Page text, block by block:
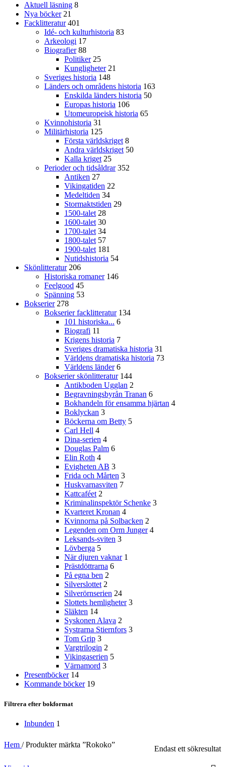
Aktuell läsning 8
Nya böcker 21
Facklitteratur 401
Idé- och kulturhistoria 83
Arkeologi 17
Biografier 88
Politiker 25
Kungligheter 21
Sveriges historia 148
Länders och områdens historia 163
Enskilda länders historia 50
Europas historia 106
Utomeuropeisk historia 65
Kvinnohistoria 31
Militärhistoria 125
Första världskriget 8
Andra världskriget 50
Kalla kriget 25
Perioder och tidsåldrar 352
Antiken 27
Vikingatiden 22
Medeltiden 34
Stormaktstiden 29
1500-talet 28
1600-talet 30
1700-talet 34
1800-talet 57
1900-talet 181
Nutidshistoria 54
Skönlitteratur 206
Historiska romaner 146
Feelgood 45
Spänning 53
Bokserier 278
Bokserier facklitteratur 134
101 historiska... 6
Biografi 11
Krigens historia 7
Sveriges dramatiska historia 31
Världens dramatiska historia 73
Världens länder 6
Bokserier skönlitteratur 144
Antikboden Ugglan 2
Begravningsbyrån Tranan 6
Bokhandeln för ensamma hjärtan 4
Boklyckan 3
Böckerna om Betty 5
Carl Hell 4
Dina-serien 4
Douglas Palm 6
Elin Roth 4
Evigheten AB 3
Frida och Mårten 3
Huskvarnasviten 7
Kattcaféet 2
Kriminalinspektör Schenke 3
Kvarteret Kronan 4
Kvinnorna på Solbacken 2
Legenden om Orm Junger 4
Leksands-sviten 3
Lövberga 5
När djuren vaknar 1
Prästdöttrarna 6
På egna ben 2
Silverslottet 2
Silverörnserien 24
Slottets hemligheter 3
Släkten 14
Syskonen Alava 2
Systrarna Stiernfors 3
Tom Grip 3
Vargtrilogin 2
Vikingaserien 5
Värnamord 3
Presentböcker 14
Kommande böcker 19
Filtrera efter bokformat
Inbunden 1
Hem / Produkter märkta ”Rokoko” Endast ett sökresultat